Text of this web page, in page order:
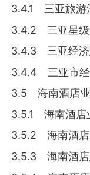
3.4.1 三亚旅游
3.4.2 三亚星级
3.4.3 三亚经济
3.4.4 三亚市经
3.5 海南酒店
3.5.1 海南酒店
3.5.2 海南酒店
3.5.3 海南酒店